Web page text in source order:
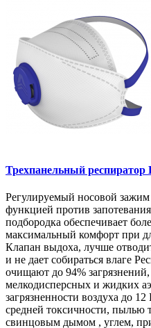
Трехпанельный
Регулируемый носовой
функцией против
подбородка обеспечивает
максимальный комфорт при
Клапан выдоха, лучше
и не дает собираться влаге
очищают до 94%
мелкодисперсных и жидких
загрязненности воздуха до
средней токсичности, пылью
свинцовым дымом , углем,